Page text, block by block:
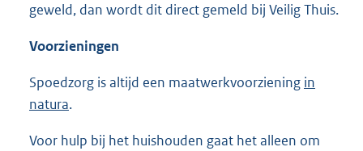
geweld, dan wordt dit direct gemeld bij Veilig Thuis.
Voorzieningen
Spoedzorg is altijd een maatwerkvoorziening in
natura.
Voor hulp bij het huishouden gaat het alleen om